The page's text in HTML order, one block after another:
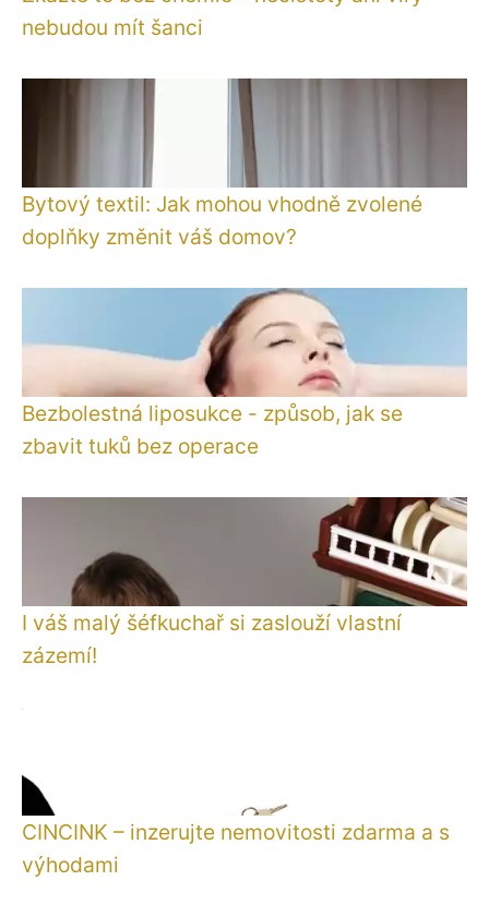
nebudou mít šanci
Bytový textil: Jak mohou vhodně zvolené
doplňky změnit váš domov?
Bezbolestná liposukce - způsob, jak se
zbavit tuků bez operace
I váš malý šéfkuchař si zaslouží vlastní
zázemí!
CINCINK – inzerujte nemovitosti zdarma a s
výhodami